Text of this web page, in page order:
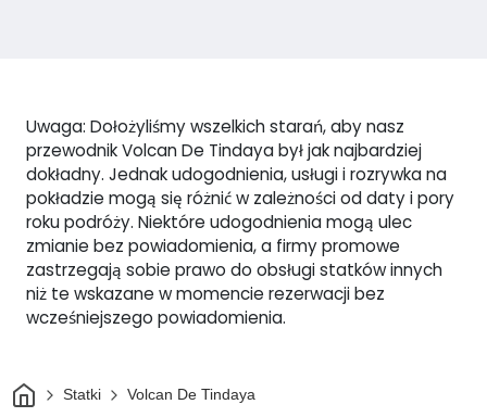
Uwaga: Dołożyliśmy wszelkich starań, aby nasz
przewodnik Volcan De Tindaya był jak najbardziej
dokładny. Jednak udogodnienia, usługi i rozrywka na
pokładzie mogą się różnić w zależności od daty i pory
roku podróży. Niektóre udogodnienia mogą ulec
zmianie bez powiadomienia, a firmy promowe
zastrzegają sobie prawo do obsługi statków innych
niż te wskazane w momencie rezerwacji bez
wcześniejszego powiadomienia.
DomStatki Volcan De Tindaya